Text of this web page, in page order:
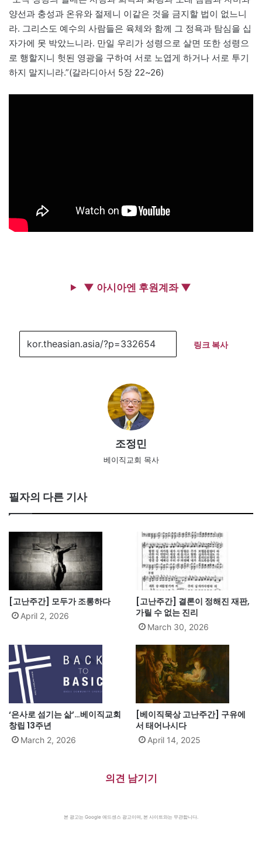
양선과 충성과 온유와 절제니 이같은 것을 금지할 법이 없느니
라. 그리스도 예수의 사람들은 육체와 함께 그 정욕과 탐심을 십
자가에 못 박았느니라. 만일 우리가 성령으로 살면 또한 성령으
로 행할지니 헛된 영광을 구하여 서로 노엽게 하거나 서로 투기
하지 말지니라.”(갈라디아서 5장 22~26)
▼ 아시아엔 후원계좌 ▼
링크 복사
조정민
베이직교회 목사
필자의 다른 기사
[고난주간] 모두가 조롱하다
April 2, 2026
[고난주간] 결론이 정해진 재판,
가릴 수 없는 진리
March 30, 2026
‘은사로 섬기는 삶’…베이직교회
창립 13주년
March 2, 2026
[베이직묵상 고난주간] 구유에
서 태어나시다
April 14, 2025
의견 남기기
본 광고는 Google 애드센스 광고이며, 본 사이트와는 무관합니다.